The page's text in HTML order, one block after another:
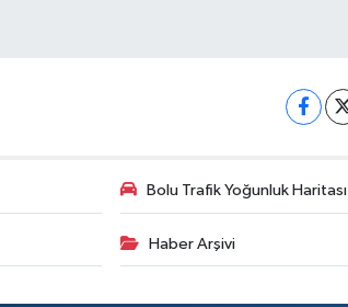
Bolu Trafik Yoğunluk Haritası
Haber Arşivi